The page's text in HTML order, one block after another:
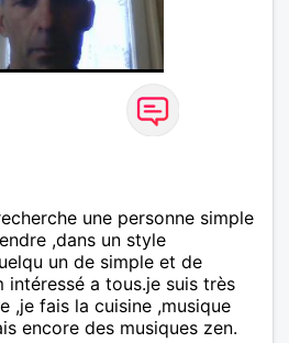
une personne simple
,dans un style
un de simple et de
intéressé a tous.je suis très
,je fais la cuisine ,musique
encore des musiques zen.